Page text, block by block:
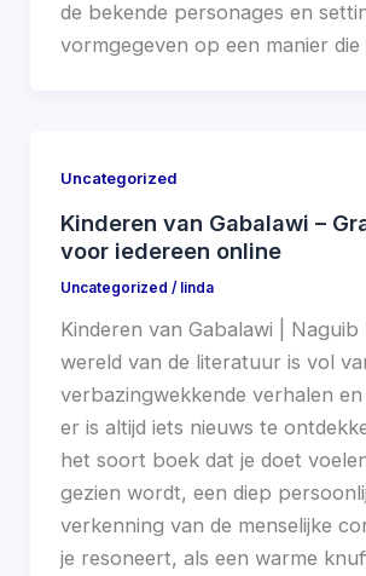
de bekende personages en
vormgegeven op een manier die
Uncategorized
Kinderen van Gabalawi –
voor iedereen online
Uncategorized / linda
Kinderen van Gabalawi |
wereld van de literatuur is vol
verbazingwekkende verhalen
er is altijd iets nieuws te
het soort boek dat je doet
gezien wordt, een diep
verkenning van de menselijke
je resoneert, als een warme